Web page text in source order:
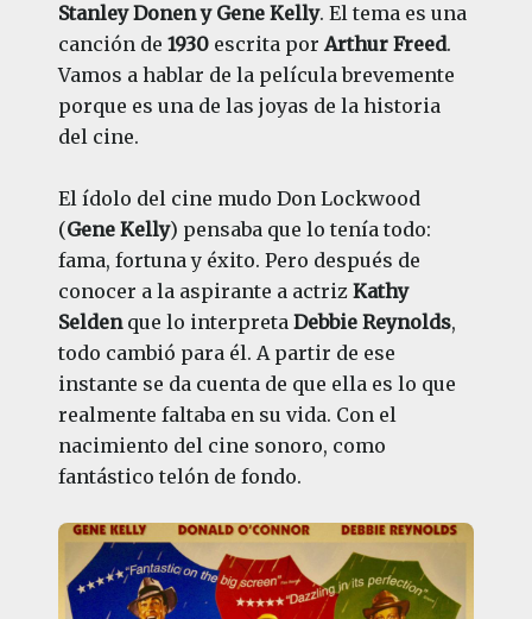
Stanley Donen y Gene Kelly. El tema es una
canción de 1930escrita porArthur Freed.
Vamos a hablar de la película brevemente
porque es una de las joyas de la historia
del cine.
El ídolo del cine mudo Don Lockwood
(Gene Kelly) pensaba que lo tenía todo:
fama, fortuna y éxito. Pero después de
conocer a la aspirante a actriz Kathy
Seldenque lo interpreta Debbie Reynolds,
todo cambió para él. A partir de ese
instante se da cuenta de que ella es lo que
realmente faltaba en su vida. Con el
nacimiento del cine sonoro, como
fantástico telón de fondo.